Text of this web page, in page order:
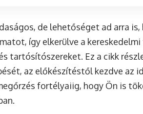
de lehetőséget ad arra
így elkerülve a kereskedelmi
tartósítószereket. Ez a cikk
az előkészítéstől kezdve az
fortélyaiig, hogy Ön is